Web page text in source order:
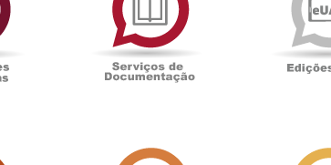
Documentação